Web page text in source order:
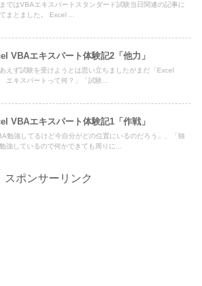
ではVBAエキスパートスタンダード試験当日関連の記事に
まとました。 Excel ...
VBAエキスパート体験記2「他力」
えず試験を受けようとは思い立ちましたがまだ「Excel
エキスパートって何？」「試験...
VBAエキスパート体験記1「作戦」
勉強してるけど今自分がどの位置にいるのだろう」、「独
強しているので何かできても周りに...
スポンサーリンク